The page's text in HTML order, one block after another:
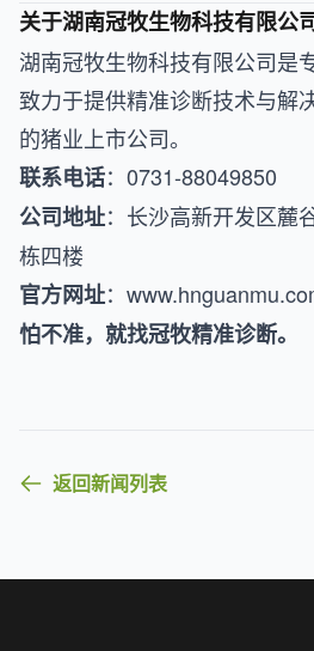
关于湖南冠牧生物科技有限公
湖南冠牧生物科技有限公司是
致力于提供精准诊断技术与解
的猪业上市公司。
联系电话：0731-88049850
公司地址：长沙高新开发区麓
栋四楼
官方网址：
怕不准，就找冠牧精准诊断。
返回新闻列表